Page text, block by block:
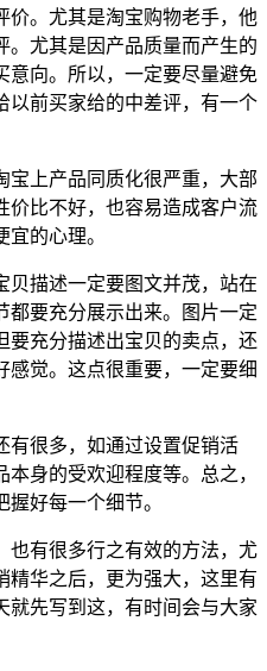
价。尤其是淘宝购物老手，他
。尤其是因产品质量而产生的
意向。所以，一定要尽量避免
以前买家给的中差评，有一个
上产品同质化很严重，大部
价比不好，也容易造成客户流
的心理。
描述一定要图文并茂，站在
都要充分展示出来。图片一定
要充分描述出宝贝的卖点，还
感觉。这点很重要，一定要细
很多，如通过设置促销活
身的受欢迎程度等。总之，
好每一个细节。
有很多行之有效的方法，尤
精华之后，更为强大，这里有
就先写到这，有时间会与大家